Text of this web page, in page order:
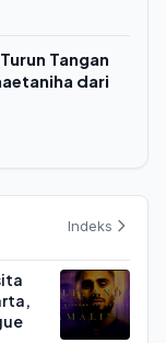
Tangan
dari
Indeks